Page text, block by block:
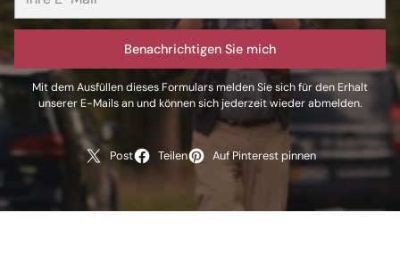
Benachrichtigen Sie mich
Mit dem Ausfüllen dieses Formulars melden Sie sich für den Erhalt
unserer E-Mails an und können sich jederzeit wieder abmelden.
Post Teilen Auf Pinterest pinnen